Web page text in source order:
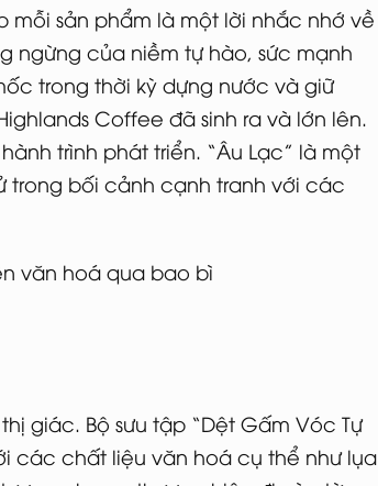
mỗi sản phẩm là một lời nhắc nhớ về
ngừng của niềm tự hào, sức mạnh
trong thời kỳ dựng nước và giữ
Coffee đã sinh ra và lớn lên.
trình phát triển. “Âu Lạc” là một
trong bối cảnh cạnh tranh với các
giác. Bộ sưu tập “Dệt Gấm Vóc Tự
các chất liệu văn hoá cụ thể như lụa